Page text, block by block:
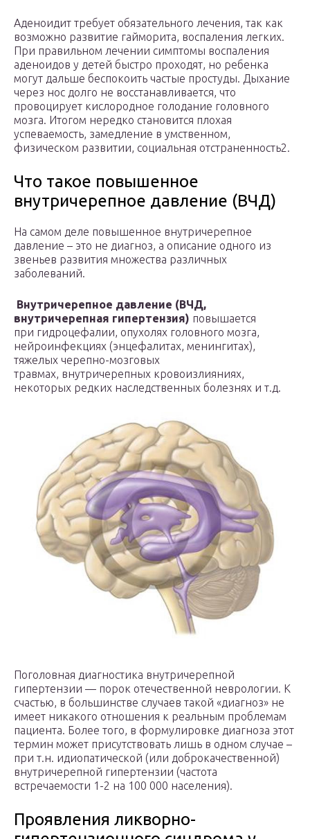
Аденоидит требует обязательного лечения, так как
возможно развитие гайморита, воспаления легких.
При правильном лечении симптомы воспаления
аденоидов у детей быстро проходят, но ребенка
могут дальше беспокоить частые простуды. Дыхание
через нос долго не восстанавливается, что
провоцирует кислородное голодание головного
мозга. Итогом нередко становится плохая
успеваемость, замедление в умственном,
физическом развитии, социальная отстраненность2.
Что такое повышенное
внутричерепное давление (ВЧД)
На самом деле повышенное внутричерепное
давление – это не диагноз, а описание одного из
звеньев развития множества различных
заболеваний.
Внутричерепное давление (ВЧД,
внутричерепная гипертензия) повышается
при гидроцефалии, опухолях головного мозга,
нейроинфекциях (энцефалитах, менингитах),
тяжелых черепно-мозговых
травмах, внутричерепных кровоизлияниях,
некоторых редких наследственных болезнях и т.д.
Поголовная диагностика внутричерепной
гипертензии — порок отечественной неврологии. К
счастью, в большинстве случаев такой «диагноз» не
имеет никакого отношения к реальным проблемам
пациента. Более того, в формулировке диагноза этот
термин может присутствовать лишь в одном случае –
при т.н. идиопатической (или доброкачественной)
внутричерепной гипертензии (частота
встречаемости 1-2 на 100 000 населения).
Проявления ликворно-